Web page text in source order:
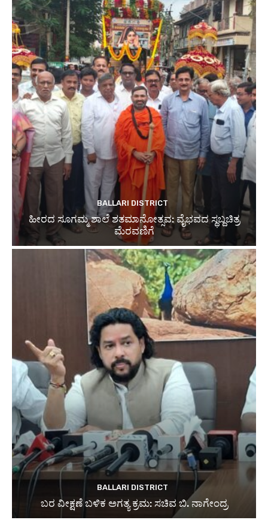
BALLARI DISTRICT
ಹೀರದ ಸೂಗಮ್ಮ ಶಾಲೆ ಶತಮಾನೋತ್ಸವ: ವೈಭವದ ಸ್ಥಬ್ದಚಿತ್ರ
ಮೆರವಣಿಗೆ
BALLARI DISTRICT
ಬರ ವೀಕ್ಷಣೆ ಬಳಿಕ ಅಗತ್ಯ ಕ್ರಮ: ಸಚಿವ ಬಿ. ನಾಗೇಂದ್ರ